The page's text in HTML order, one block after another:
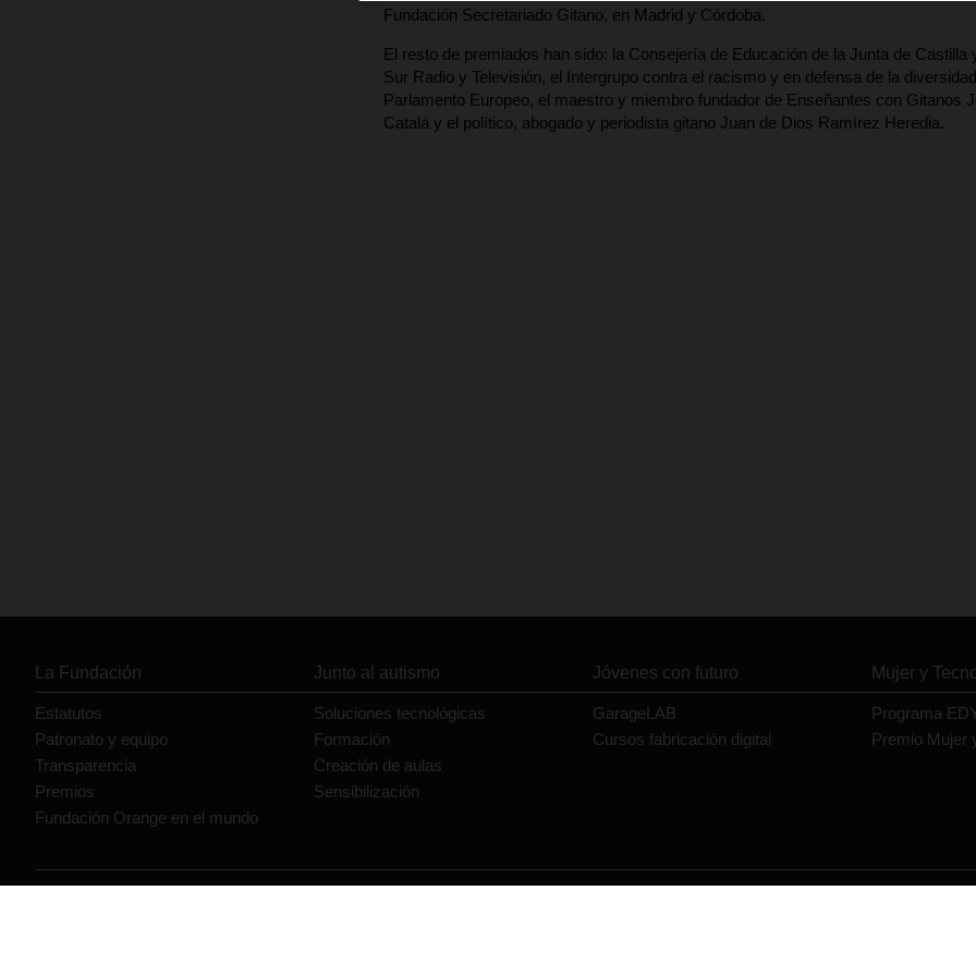
Fundación Secretariado Gitano, en Madrid y Córdoba.
El resto de premiados han sido: la Consejería de Educación de la Junta de Castilla
Sur Radio y Televisión, el Intergrupo contra el racismo y en defensa de la
Parlamento Europeo, el maestro y miembro fundador de Enseñantes con Gitanos
Catalá y el político, abogado y periodista gitano Juan de Dios Ramírez Heredia.
La Fundación
Estatutos
Patronato y equipo
Transparencia
Premios
Fundación Orange en el mundo
Junto al autismo
Soluciones tecnológicas
Formación
Creación de aulas
Sensibilización
Jóvenes con futuro
GarageLAB
Cursos fabricación digital
Mujer y
Programa
Premio Mujer